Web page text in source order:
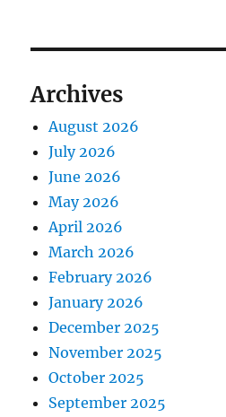
Archives
August 2026
July 2026
June 2026
May 2026
April 2026
March 2026
February 2026
January 2026
December 2025
November 2025
October 2025
September 2025